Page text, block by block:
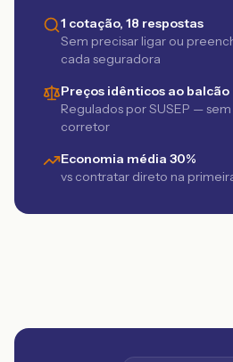
1 cotação, 18 respostas
Sem precisar ligar ou
cada seguradora
Preços idênticos ao balcão
Regulados por SUSEP —
corretor
Economia média 30%
vs contratar direto na